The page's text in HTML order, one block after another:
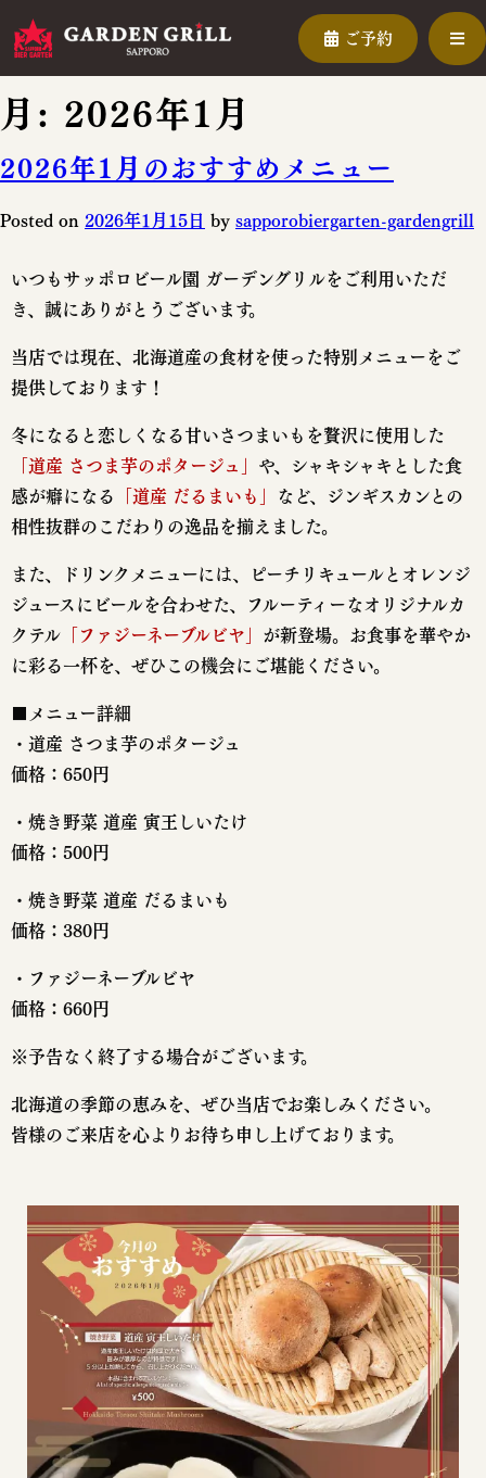
ご予約
月: 2026年1月
2026年1月のおすすめメニュー
Posted on 2026年1月15日 by sapporobiergarten-gardengrill
いつもサッポロビール園 ガーデングリルをご利用いただ
き、誠にありがとうございます。
当店では現在、北海道産の食材を使った特別メニューをご
提供しております！
冬になると恋しくなる甘いさつまいもを贅沢に使用した
「道産 さつま芋のポタージュ」 や、シャキシャキとした食
感が癖になる 「道産 だるまいも」 など、ジンギスカンとの
相性抜群のこだわりの逸品を揃えました。
また、ドリンクメニューには、ピーチリキュールとオレンジ
ジュースにビールを合わせた、フルーティーなオリジナルカ
クテル 「ファジーネーブルビヤ」 が新登場。お食事を華やか
に彩る一杯を、ぜひこの機会にご堪能ください。
■メニュー詳細
・道産 さつま芋のポタージュ
価格：650円
・焼き野菜 道産 寅王しいたけ
価格：500円
・焼き野菜 道産 だるまいも
価格：380円
・ファジーネーブルビヤ
価格：660円
※予告なく終了する場合がございます。
北海道の季節の恵みを、ぜひ当店でお楽しみください。
皆様のご来店を心よりお待ち申し上げております。